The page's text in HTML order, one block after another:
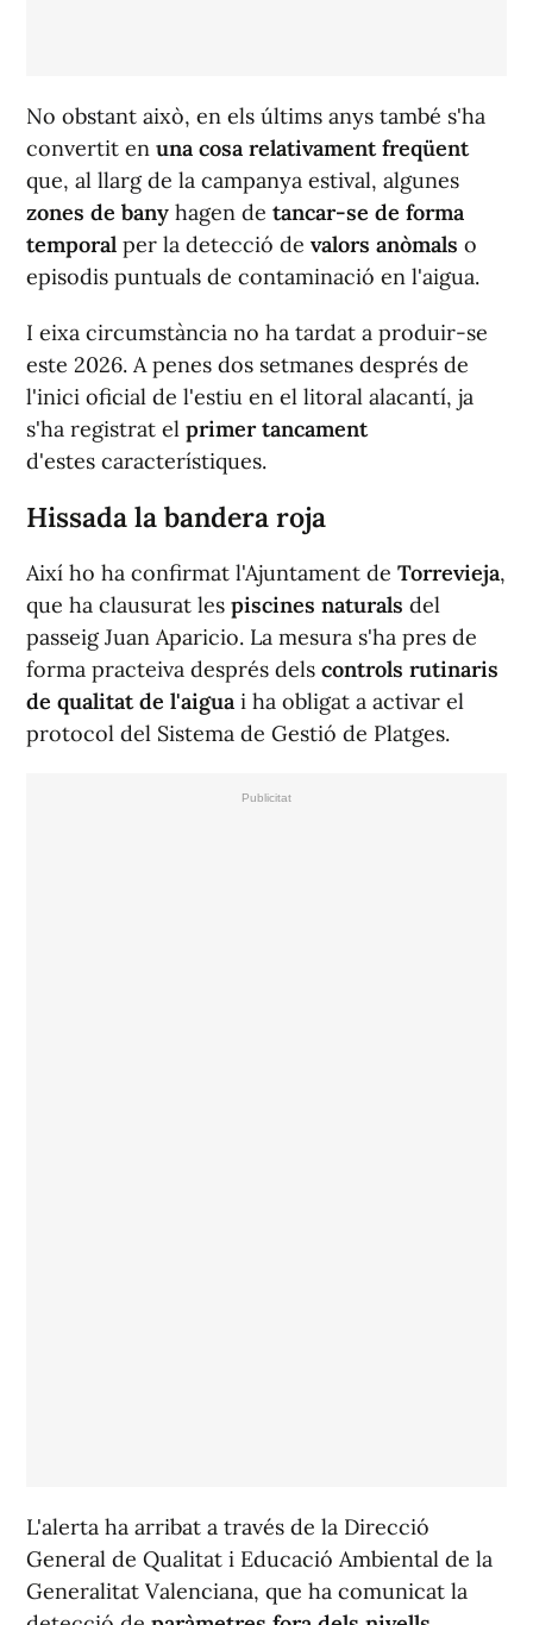
No obstant això, en els últims anys també s'ha
convertit en una cosa relativament freqüent
que, al llarg de la campanya estival, algunes
zones de bany hagen de tancar-se de forma
temporal per la detecció de valors anòmals o
episodis puntuals de contaminació en l'aigua.
I eixa circumstància no ha tardat a produir-se
este 2026. A penes dos setmanes després de
l'inici oficial de l'estiu en el litoral alacantí, ja
s'ha registrat el primer tancament
d'estes característiques.
Hissada la bandera roja
Així ho ha confirmat l'Ajuntament de Torrevieja,
que ha clausurat les piscines naturals del
passeig Juan Aparicio. La mesura s'ha pres de
forma practeiva després dels controls rutinaris
de qualitat de l'aigua i ha obligat a activar el
protocol del Sistema de Gestió de Platges.
L'alerta ha arribat a través de la Direcció
General de Qualitat i Educació Ambiental de la
Generalitat Valenciana, que ha comunicat la